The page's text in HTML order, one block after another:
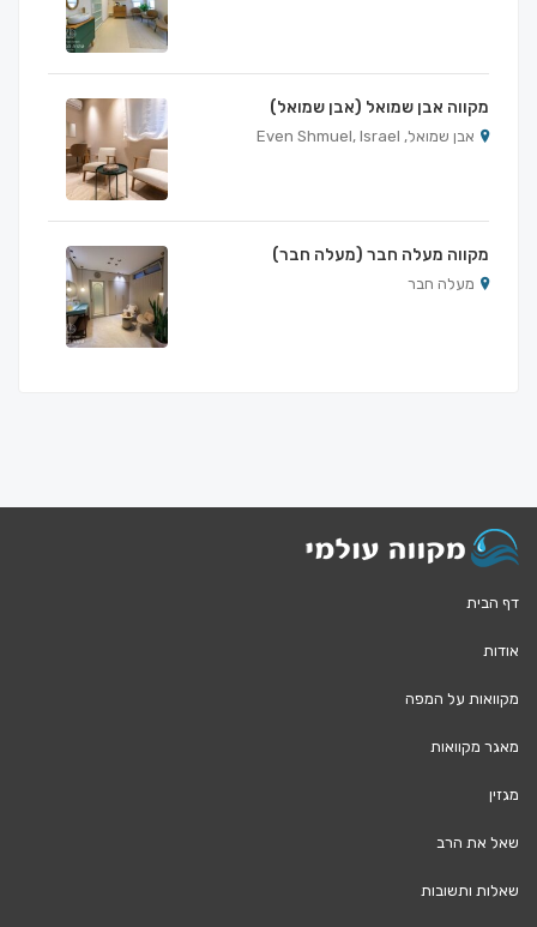
מקווה אבן שמואל (אבן שמואל)
אבן שמואל, Even Shmuel, Israel
מקווה מעלה חבר (מעלה חבר)
מעלה חבר
דף הבית
אודות
מקוואות על המפה
מאגר מקוואות
מגזין
שאל את הרב
שאלות ותשובות